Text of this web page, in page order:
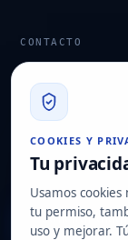
COOKIES Y
Tu
Usamos
tu permiso,
uso y mejorar.
CONTACTO
910 139 827
Oficina operativa
Tecnológico de
Domicilio social:
Solicitar